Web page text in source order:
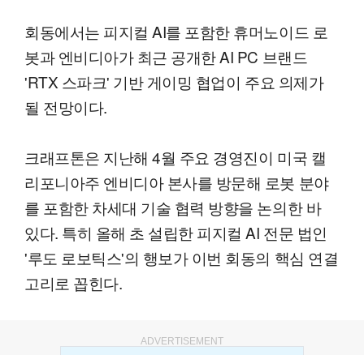
회동에서는 피지컬 AI를 포함한 휴머노이드 로
봇과 엔비디아가 최근 공개한 AI PC 브랜드
'RTX 스파크' 기반 게이밍 협업이 주요 의제가
될 전망이다.
크래프톤은 지난해 4월 주요 경영진이 미국 캘
리포니아주 엔비디아 본사를 방문해 로봇 분야
를 포함한 차세대 기술 협력 방향을 논의한 바
있다. 특히 올해 초 설립한 피지컬 AI 전문 법인
'루도 로보틱스'의 행보가 이번 회동의 핵심 연결
고리로 꼽힌다.
ADVERTISEMENT